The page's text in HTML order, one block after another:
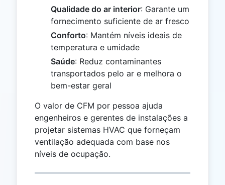
Qualidade do ar interior: Garante um
fornecimento suficiente de ar fresco
Conforto: Mantém níveis ideais de
temperatura e umidade
Saúde: Reduz contaminantes
transportados pelo ar e melhora o
bem-estar geral
O valor de CFM por pessoa ajuda
engenheiros e gerentes de instalações a
projetar sistemas HVAC que forneçam
ventilação adequada com base nos
níveis de ocupação.